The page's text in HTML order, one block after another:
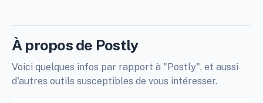
À propos de Postly
Voici quelques infos par rapport à "Postly", et aussi
d'autres outils susceptibles de vous intéresser.